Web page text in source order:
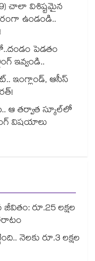
9) చాలా విశిష్టమైన
ఉండండి..
పెడతం
ఇవ్వండి..
ఇంగ్లాండ్, ఆసీస్
ఆ తర్వాత స్కూల్‌లో
విషయాలు
రూ.25 లక్షల
నెలకు రూ.3 లక్షల